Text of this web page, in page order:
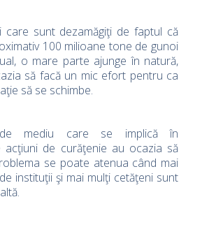
care sunt dezamăgiţi de faptul că
100 milioane tone de gunoi
o mare parte ajunge în natură,
să facă un mic efort pentru ca
să se schimbe.
de mediu care se implică în
acţiuni de curăţenie au ocazia să
se poate atenua când mai
instituţii şi mai mulţi cetăţeni sunt